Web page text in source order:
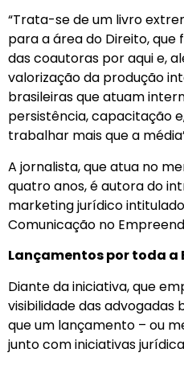
“Trata-se de um livro
para a área do Direito,
das coautoras por aqui e,
valorização da produção
brasileiras que atuam
persistência, capacitação
trabalhar mais que a
A jornalista, que atua no
quatro anos, é autora do
marketing jurídico
Comunicação no
Lançamentos por toda a
Diante da iniciativa, que
visibilidade das advogadas
que um lançamento – ou
junto com iniciativas